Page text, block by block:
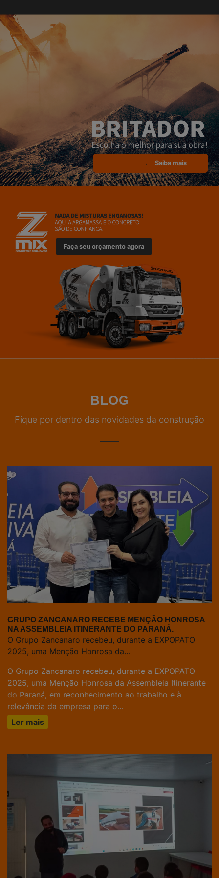
Saiba mais
Faça seu orçamento agora
BLOG
Fique por dentro das novidades da construção
GRUPO ZANCANARO RECEBE MENÇÃO HONROSA
NA ASSEMBLEIA ITINERANTE DO PARANÁ.
O Grupo Zancanaro recebeu, durante a EXPOPATO
2025, uma Menção Honrosa da…
O Grupo Zancanaro recebeu, durante a EXPOPATO
2025, uma Menção Honrosa da Assembleia Itinerante
do Paraná, em reconhecimento ao trabalho e à
relevância da empresa para o…
Ler mais